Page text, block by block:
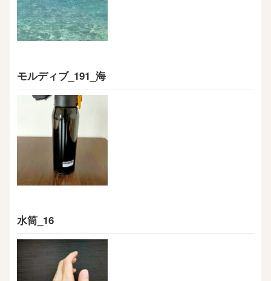
モルディブ_191_海
水筒_16